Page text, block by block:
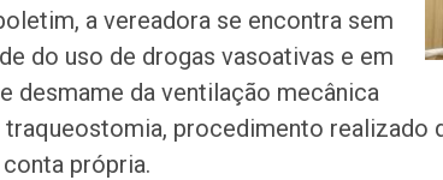
a vereadora se encontra sem
do uso de drogas vasoativas e em
desmame da ventilação mecânica
traqueostomia, procedimento realizado
própria.